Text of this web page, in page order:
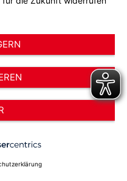
e.V.